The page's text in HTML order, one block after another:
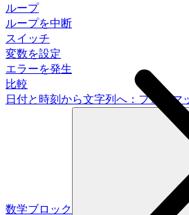
ループ
ループを中断
スイッチ
変数を設定
エラーを発生
比較
日付と時刻から文字列へ：フォーマ
数学ブロック